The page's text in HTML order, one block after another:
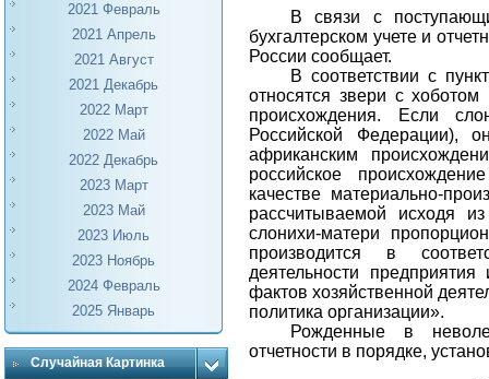
2021 Февраль
2021 Апрель
2021 Август
2021 Декабрь
2022 Март
2022 Май
2022 Декабрь
2023 Март
2023 Май
2023 Июль
2023 Ноябрь
2024 Февраль
2025 Январь
Случайная Картинка
В связи с
бухгалтерском учете и
России сообщает.
В соответствии с
относятся звери с
происхождения. Если
Российской Федерации),
африканским
российское
качестве материально-
рассчитываемой исходя
слонихи-матери
производится в
деятельности
фактов хозяйственной
политика организации».
Рожденные в
отчетности в порядке,